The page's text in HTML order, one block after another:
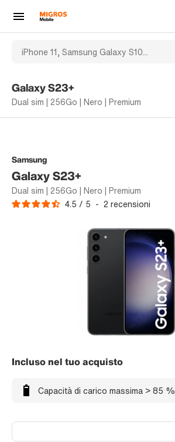
Galaxy S23+
Dual sim | 256Go | Nero | Premium
Samsung
Galaxy S23+
Dual sim | 256Go | Nero | Premium
4.5 / 5 - 2 recensioni
Incluso nel tuo acquisto
Capacità di carico massima > 85 %